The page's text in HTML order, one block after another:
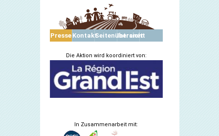
Presse KontaktSeitenübersicht
Intranet
Die Aktion wird koordiniert von:
In Zusammenarbeit mit: